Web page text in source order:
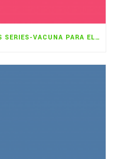
DE LAS CIUDADES-VACUNA A LAS SERIES-VACUNA PARA EL CAMBIO CLIMÁTICO